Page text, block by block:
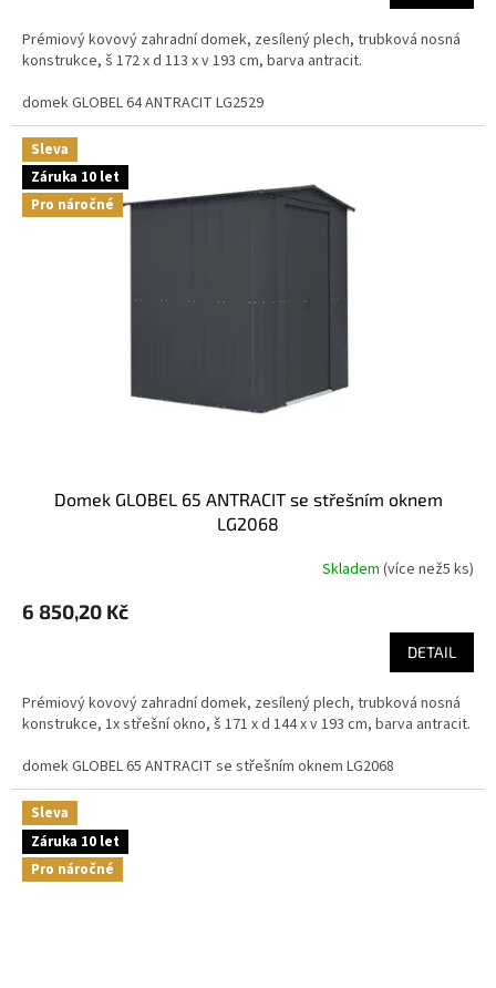
Prémiový kovový zahradní domek, zesílený plech, trubková nosná
konstrukce, š 172 x d 113 x v 193 cm, barva antracit.
domek GLOBEL 64 ANTRACIT LG2529
Sleva
Záruka 10 let
Pro náročné
domek GLOBEL 65 ANTRACIT se střešním oknem
LG2068
Skladem (více než5 ks)
6 850,20 Kč
DETAIL
Prémiový kovový zahradní domek, zesílený plech, trubková nosná
konstrukce, 1x střešní okno, š 171 x d 144 x v 193 cm, barva antracit.
domek GLOBEL 65 ANTRACIT se střešním oknem LG2068
Sleva
Záruka 10 let
Pro náročné